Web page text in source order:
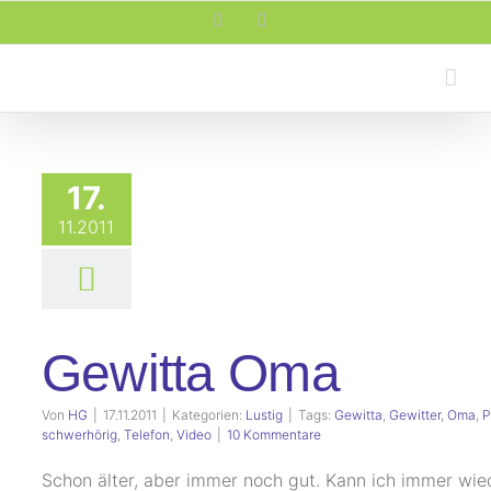
Inhalt
Facebook
17.
11.2011
Gewitta Oma
Von HG 17.11.2011 Kategorien: Lustig Tags: Gewitta, Gewitter, Oma,
schwerhörig, Telefon, Video 10 Kommentare
Schon älter, aber immer noch gut. Kann ich immer